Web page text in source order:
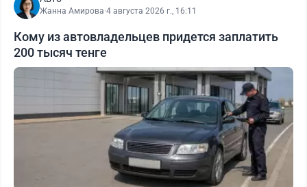
Жанна Амирова·4 августа 2026 г., 16:11
Кому из автовладельцев придется заплатить
200 тысяч тенге